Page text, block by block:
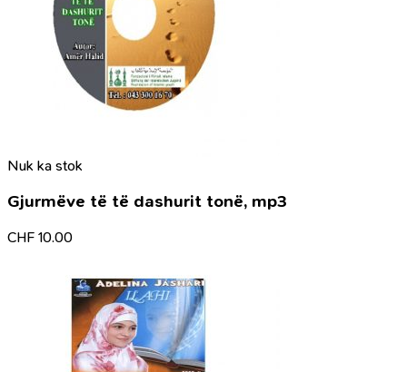
Nuk ka stok
Gjurmëve të të dashurit tonë, mp3
CHF 10.00